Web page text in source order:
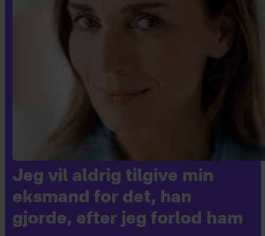
Jeg vil aldrig tilgive min
eksmand for det, han
gjorde, efter jeg forlod ham